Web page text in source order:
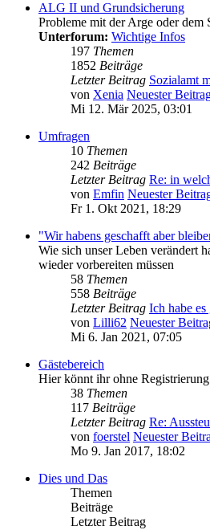
ALG II und Grundsicherung
Probleme mit der Arge oder dem
Unterforum: Wichtige Infos
197 Themen
1852 Beiträge
Letzter Beitrag Sozialamt
von Xenia Neuester
Mi 12. Mär 2025, 03:01
Umfragen
10 Themen
242 Beiträge
Letzter Beitrag Re: in
von Emfin Neuester
Fr 1. Okt 2021, 18:29
"Wir habens geschafft aber
Wie sich unser Leben verändert
wieder vorbereiten müssen
58 Themen
558 Beiträge
Letzter Beitrag Ich habe es
von Lilli62 Neuester
Mi 6. Jan 2021, 07:05
Gästebereich
Hier könnt ihr ohne
38 Themen
117 Beiträge
Letzter Beitrag Re:
von foerstel Neuester
Mo 9. Jan 2017, 18:02
Dies und Das
Themen
Beiträge
Letzter Beitrag